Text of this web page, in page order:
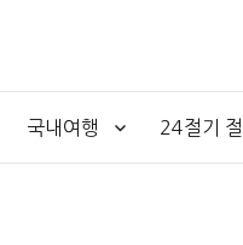
국내여행 24절기